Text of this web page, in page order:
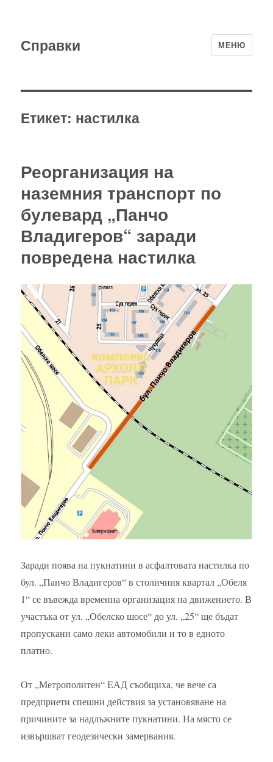
Справки МЕНЮ
Етикет: настилка
Реорганизация на
наземния транспорт по
булевард „Панчо
Владигеров“ заради
повредена настилка
Заради поява на пукнатини в асфалтовата настилка по
бул. „Панчо Владигеров“ в столичния квартал „Обеля
1“ се въвежда временна организация на движението. В
участъка от ул. „Обелско шосе“ до ул. „25“ ще бъдат
пропускани само леки автомобили и то в едното
платно.
От „Метрополитен“ ЕАД съобщиха, че вече са
предприети спешни действия за установяване на
причините за надлъжните пукнатини. На място се
извършват геодезически замервания.